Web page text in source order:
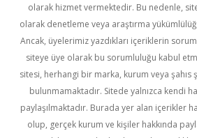
olarak hizmet vermektedir. Bu nedenle,
olarak denetleme veya araştırma
Ancak, üyelerimiz yazdıkları içeriklerin
siteye üye olarak bu sorumluluğu kabul
sitesi, herhangi bir marka, kurum veya şahıs
bulunmamaktadır. Sitede yalnızca kendi
paylaşılmaktadır. Burada yer alan içerikler
olup, gerçek kurum ve kişiler hakkında